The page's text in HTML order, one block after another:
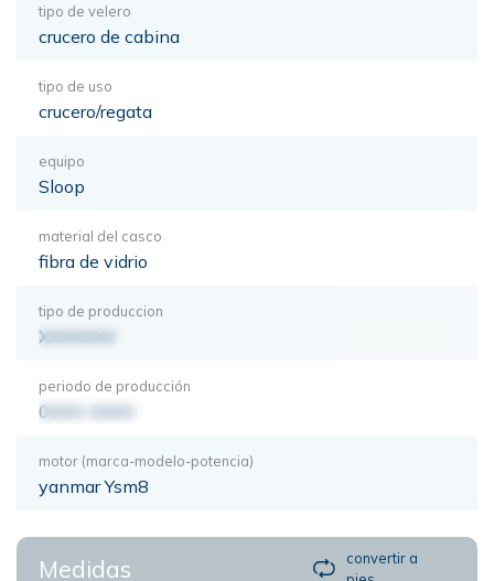
tipo de velero
crucero de cabina
tipo de uso
crucero/regata
equipo
Sloop
material del casco
fibra de vidrio
tipo de produccion
XXXXXXX
periodo de producción
0000-0000
motor (marca-modelo-potencia)
yanmar Ysm8
Medidas
convertir a